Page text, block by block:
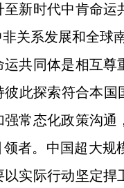
至新时代中肯命
关系发展和全球
共同体是相互
此探索符合本
强常态化政策沟
领者。中国超大
实际行动坚定